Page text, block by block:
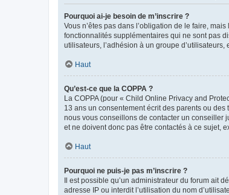
Pourquoi ai-je besoin de m’inscrire ?
Vous n’êtes pas dans l’obligation de le faire,
fonctionnalités supplémentaires qui ne sont pas
utilisateurs, l’adhésion à un groupe d’utilisateurs,
Haut
Qu’est-ce que la COPPA ?
La COPPA (pour « Child Online Privacy and
13 ans un consentement écrit des parents ou
nous vous conseillons de contacter un conseiller
et ne doivent donc pas être contactés à ce sujet,
Haut
Pourquoi ne puis-je pas m’inscrire ?
Il est possible qu’un administrateur du forum ait
adresse IP ou interdit l’utilisation du nom